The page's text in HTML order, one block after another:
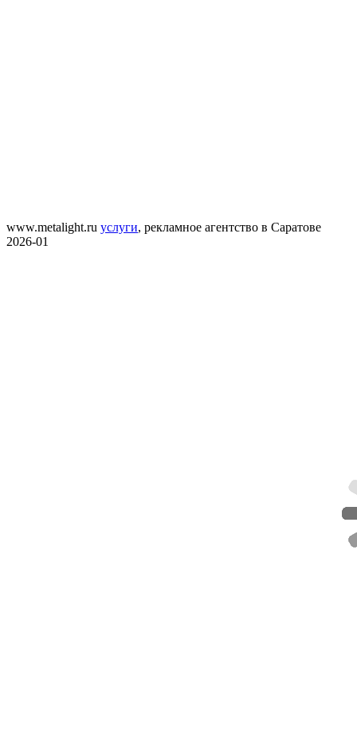
www.metalight.ru услуги, рекламное агентство в Саратове
2026-01